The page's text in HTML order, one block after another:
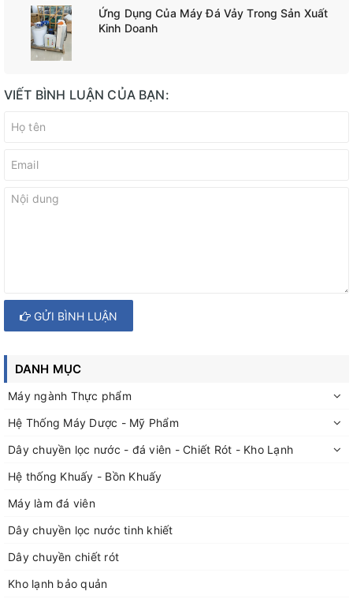
Ứng Dụng Của Máy Đá Vảy Trong Sản Xuất
Kinh Doanh
VIẾT BÌNH LUẬN CỦA BẠN:
GỬI BÌNH LUẬN
DANH MỤC
Máy ngành Thực phẩm
Hệ Thống Máy Dược - Mỹ Phẩm
Dây chuyền lọc nước - đá viên - Chiết Rót - Kho Lạnh
Hệ thống Khuấy - Bồn Khuấy
Máy làm đá viên
Dây chuyền lọc nước tinh khiết
Dây chuyền chiết rót
Kho lạnh bảo quản